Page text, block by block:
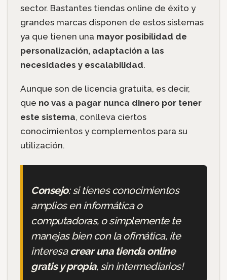
sector. Bastantes tiendas online de éxito y
grandes marcas disponen de estos sistemas
ya que tienen una mayor posibilidad de
personalización, adaptación a las
necesidades y escalabilidad.
Aunque son de licencia gratuita, es decir,
que no vas a pagar nunca dinero por tener
este sistema, conlleva ciertos
conocimientos y complementos para su
utilización.
Consejo: si tienes conocimientos
amplios en informática o
computadoras, o simplemente te
manejas bien con la ofimática, ¡te
interesacrear una tienda online
gratis y propia, sin intermediarios!